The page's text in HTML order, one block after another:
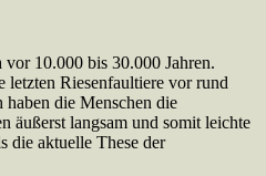
10.000 bis 30.000 Jahren.
letzten Riesenfaultiere vor rund
die Menschen die
äußerst langsam und somit leichte
die aktuelle These der